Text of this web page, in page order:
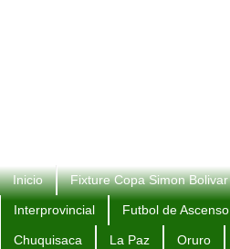
Inicio Fixture Copa Simon Bolivar
Interprovincial Futbol de Ascenso
Chuquisaca La Paz Oruro